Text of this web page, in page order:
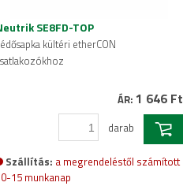
SE8FD-TOP
kültéri etherCON
ÁR: 1 646 Ft
darab
Szállítás: a megrendeléstől számított
15 munkanap